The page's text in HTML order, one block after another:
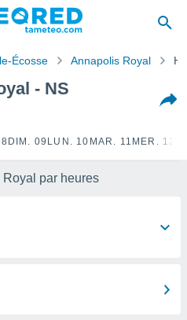
Écosse Annapolis Royal
- NS
DIM. 09 LUN. 10 MAR. 11 MER. 12
par heures